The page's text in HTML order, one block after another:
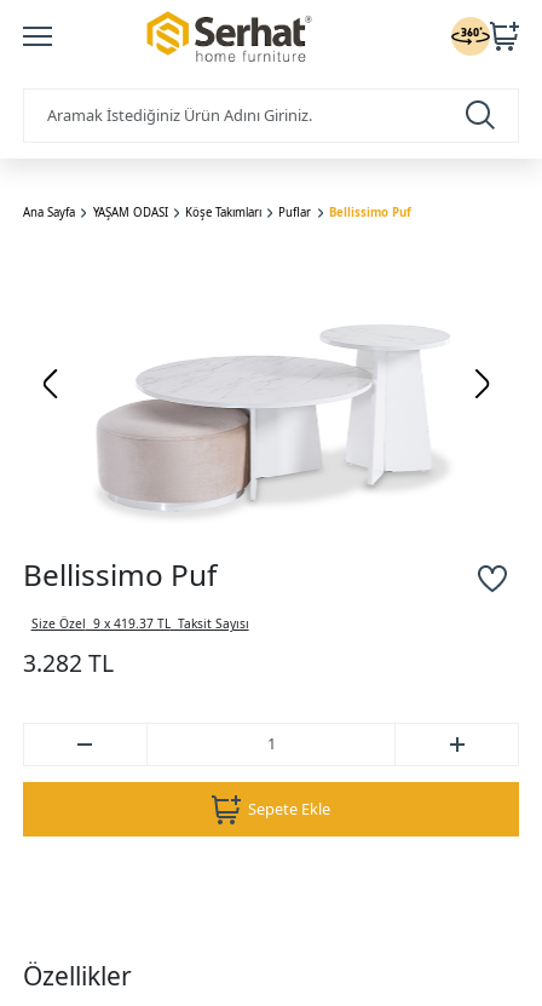
Ana Sayfa YAŞAM ODASI Köşe Takımları Puflar Bellissimo Puf
Bellissimo Puf
Size Özel 9 x 419.37 TLTaksit Sayısı
3.282 TL
Sepete Ekle
Özellikler